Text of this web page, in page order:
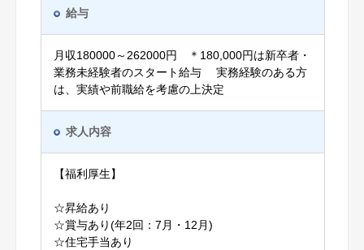
給与
月収180000～262000円 ＊180,000円は新卒者・
業務未経験者のスタート給与 実務経験のある方
は、実績や前職給を考慮の上決定
求人内容
【福利厚生】
☆昇給あり
☆賞与あり(年2回：7月・12月)
☆住宅手当あり